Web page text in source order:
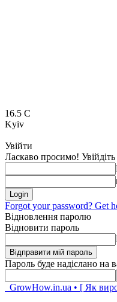
16.5 C
Kyiv
Увійти
Ласкаво просимо! Увійдіть
Forgot your password? Get
Відновлення паролю
Відновити пароль
Пароль буде надіслано на
GrowHow.in.ua • [ Як